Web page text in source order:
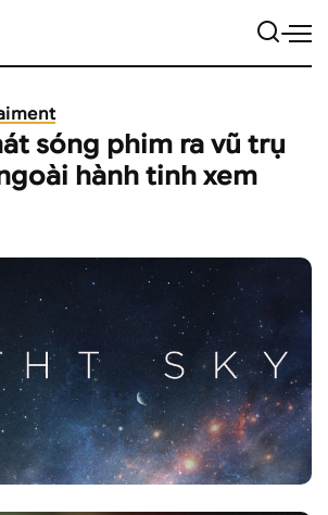
sóng phim ra vũ trụ
hành tinh xem